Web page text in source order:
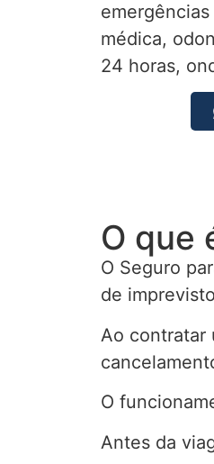
médica,
24 horas,
O que
O Seguro
de
Ao contratar
O
Antes da